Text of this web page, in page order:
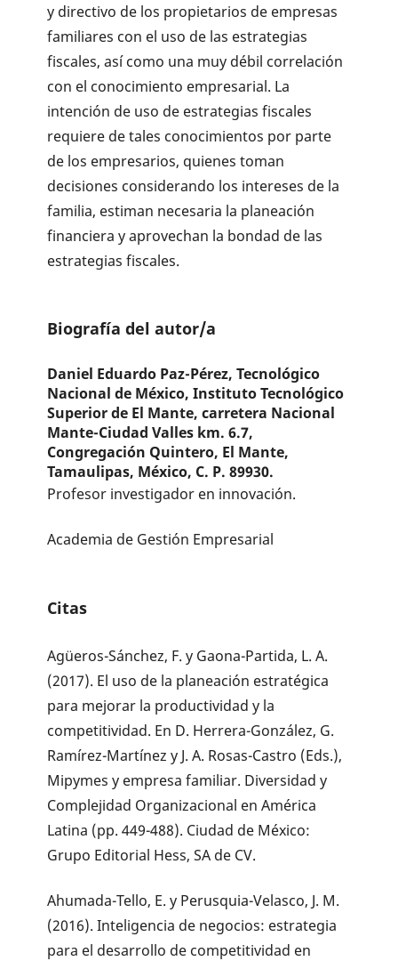
y directivo de los propietarios de empresas
familiares con el uso de las estrategias
fiscales, así como una muy débil correlación
con el conocimiento empresarial. La
intención de uso de estrategias fiscales
requiere de tales conocimientos por parte
de los empresarios, quienes toman
decisiones considerando los intereses de la
familia, estiman necesaria la planeación
financiera y aprovechan la bondad de las
estrategias fiscales.
Biografía del autor/a
Daniel Eduardo Paz-Pérez,Tecnológico
Nacional de México, Instituto Tecnológico
Superior de El Mante, carretera Nacional
Mante-Ciudad Valles km. 6.7,
Congregación Quintero, El Mante,
Tamaulipas, México, C. P. 89930.
Profesor investigador en innovación.
Academia de Gestión Empresarial
Citas
Agüeros-Sánchez, F. y Gaona-Partida, L. A.
(2017). El uso de la planeación estratégica
para mejorar la productividad y la
competitividad. En D. Herrera-González, G.
Ramírez-Martínez y J. A. Rosas-Castro (Eds.),
Mipymes y empresa familiar. Diversidad y
Complejidad Organizacional en América
Latina (pp. 449-488). Ciudad de México:
Grupo Editorial Hess, SA de CV.
Ahumada-Tello, E. y Perusquia-Velasco, J. M.
(2016). Inteligencia de negocios: estrategia
para el desarrollo de competitividad en